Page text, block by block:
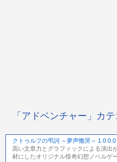
「アドベンチャー」カ
クトゥルフの弔詞 ～夢声慟哭～ 1.0.0.0
高い文章力とグラフィックによる演出
材にしたオリジナル怪奇幻想ノベルゲ